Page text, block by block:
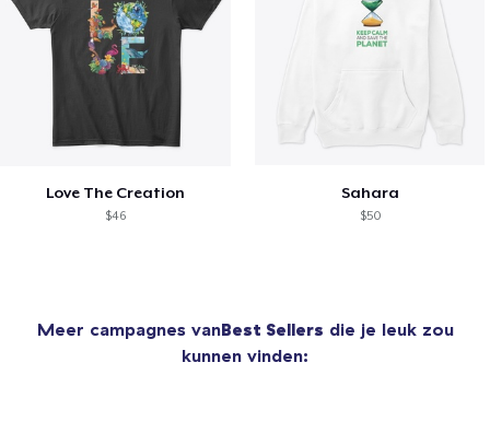
Love The Creation
$46
Sahara
$50
Meer campagnes vanBest Sellers die je leuk zou
kunnen vinden: